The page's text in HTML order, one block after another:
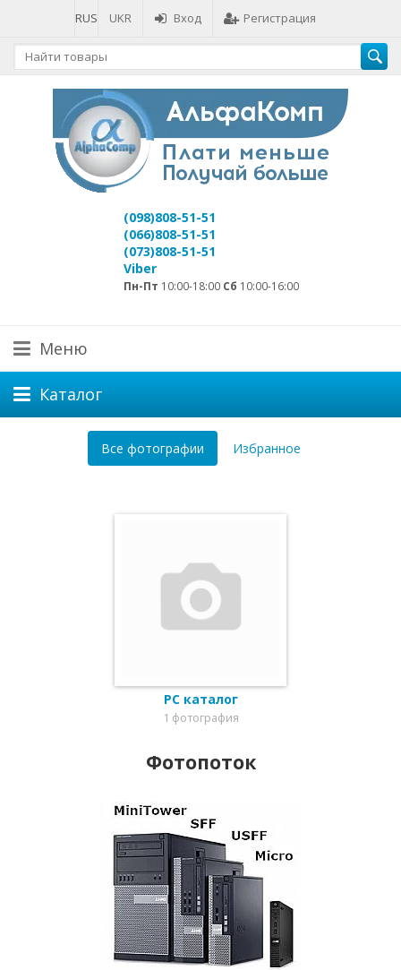
RUS UKR Вход Регистрация
(098)808-51-51
(066)808-51-51
(073)808-51-51
Viber
Пн-Пт 10:00-18:00 Сб 10:00-16:00
Меню
Каталог
Все фотографии Избранное
PC каталог
1 фотография
Фотопоток